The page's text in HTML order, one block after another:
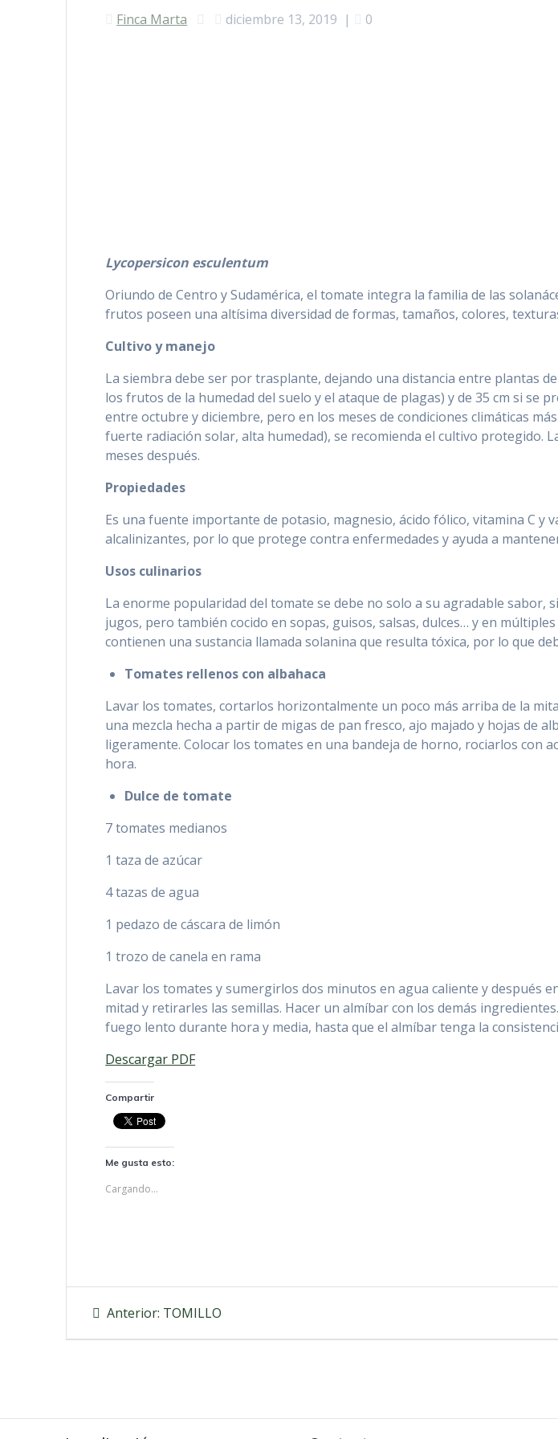
Finca Marta diciembre 13, 2019 | 0
Lycopersicon esculentum
Oriundo de Centro y Sudamérica, el tomate integra la familia de las
frutos poseen una altísima diversidad de formas, tamaños, colores,
Cultivo y manejo
La siembra debe ser por trasplante, dejando una distancia entre plantas
los frutos de la humedad del suelo y el ataque de plagas) y de 35 cm si se
entre octubre y diciembre, pero en los meses de condiciones climáticas
fuerte radiación solar, alta humedad), se recomienda el cultivo protegido.
meses después.
Propiedades
Es una fuente importante de potasio, magnesio, ácido fólico, vitamina C y
alcalinizantes, por lo que protege contra enfermedades y ayuda a
Usos culinarios
La enorme popularidad del tomate se debe no solo a su agradable sabor,
jugos, pero también cocido en sopas, guisos, salsas, dulces… y en
contienen una sustancia llamada solanina que resulta tóxica, por lo que
Tomates rellenos con albahaca
Lavar los tomates, cortarlos horizontalmente un poco más arriba de la
una mezcla hecha a partir de migas de pan fresco, ajo majado y hojas de
ligeramente. Colocar los tomates en una bandeja de horno, rociarlos con
hora.
Dulce de tomate
7 tomates medianos
1 taza de azúcar
4 tazas de agua
1 pedazo de cáscara de limón
1 trozo de canela en rama
Lavar los tomates y sumergirlos dos minutos en agua caliente y después
mitad y retirarles las semillas. Hacer un almíbar con los demás
fuego lento durante hora y media, hasta que el almíbar tenga la
Descargar PDF
Compartir
Me gusta esto:
Cargando...
Navegación
de
Anterior: Entrada
TOMILLO